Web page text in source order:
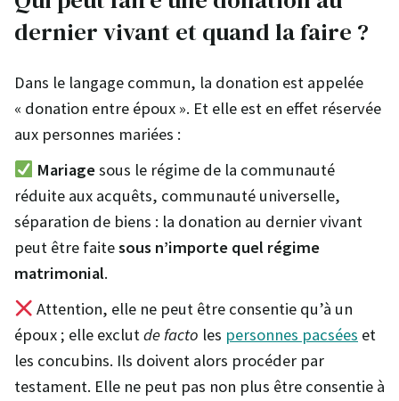
dernier vivant et quand la faire ?
Dans le langage commun, la donation est appelée
« donation entre époux ». Et elle est en effet réservée
aux personnes mariées :
Mariagesous le régime de la communauté
réduite aux acquêts, communauté universelle,
séparation de biens : la donation au dernier vivant
peut être faitesous n’importe quel régime
matrimonial.
Attention, elle ne peut être consentie qu’à un
époux ; elle exclutde facto les personnes pacsées et
les concubins. Ils doivent alors procéder par
testament. Elle ne peut pas non plus être consentie à